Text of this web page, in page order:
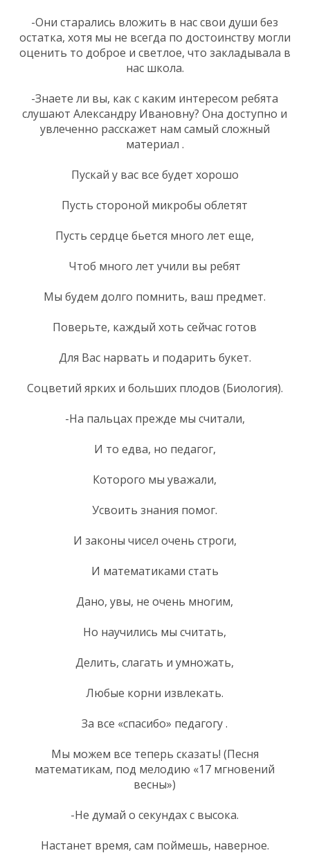
-Они старались вложить в нас свои души без
остатка, хотя мы не всегда по достоинству могли
оценить то доброе и светлое, что закладывала в
нас школа.
-Знаете ли вы, как с каким интересом ребята
слушают Александру Ивановну? Она доступно и
увлеченно расскажет нам самый сложный
материал .
Пускай у вас все будет хорошо
Пусть стороной микробы облетят
Пусть сердце бьется много лет еще,
Чтоб много лет учили вы ребят
Мы будем долго помнить, ваш предмет.
Поверьте, каждый хоть сейчас готов
Для Вас нарвать и подарить букет.
Соцветий ярких и больших плодов (Биология).
-На пальцах прежде мы считали,
И то едва, но педагог,
Которого мы уважали,
Усвоить знания помог.
И законы чисел очень строги,
И математиками стать
Дано, увы, не очень многим,
Но научились мы считать,
Делить, слагать и умножать,
Любые корни извлекать.
За все «спасибо» педагогу .
Мы можем все теперь сказать! (Песня
математикам, под мелодию «17 мгновений
весны»)
-Не думай о секундах с высока.
Настанет время, сам поймешь, наверное.